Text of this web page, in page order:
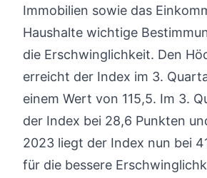
Immobilien sowie das
Haushalte wichtige
die Erschwinglichkeit. Den
erreicht der Index im 3.
einem Wert von 115,5. Im 3.
der Index bei 28,6 Punkten
2023 liegt der Index nun bei
für die bessere